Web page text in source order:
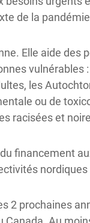
de la
Elle aide des
vulnérables
les
ou de
racisées et
financement
2 prochaines